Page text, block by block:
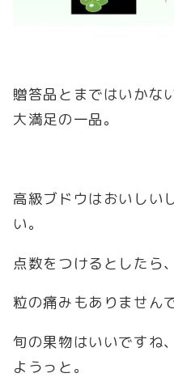
贈答品とまではいかな
大満足の一品。
高級ブドウはおいしい
い。
点数をつけるとしたら
粒の痛みもありません
旬の果物はいいですね
ようっと。